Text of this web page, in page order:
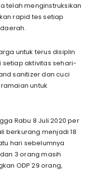
telah menginstruksikan
rapid tes setiap
untuk terus disiplin
aktivitas sehari-
sanitizer dan cuci
untuk
Rabu 8 Juli 2020 per
berkurang menjadi 18
hari sebelumnya
3 orang masih
ODP 29 orang,